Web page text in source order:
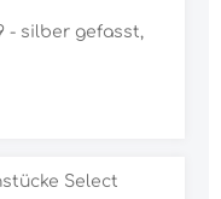
- silber gefasst,